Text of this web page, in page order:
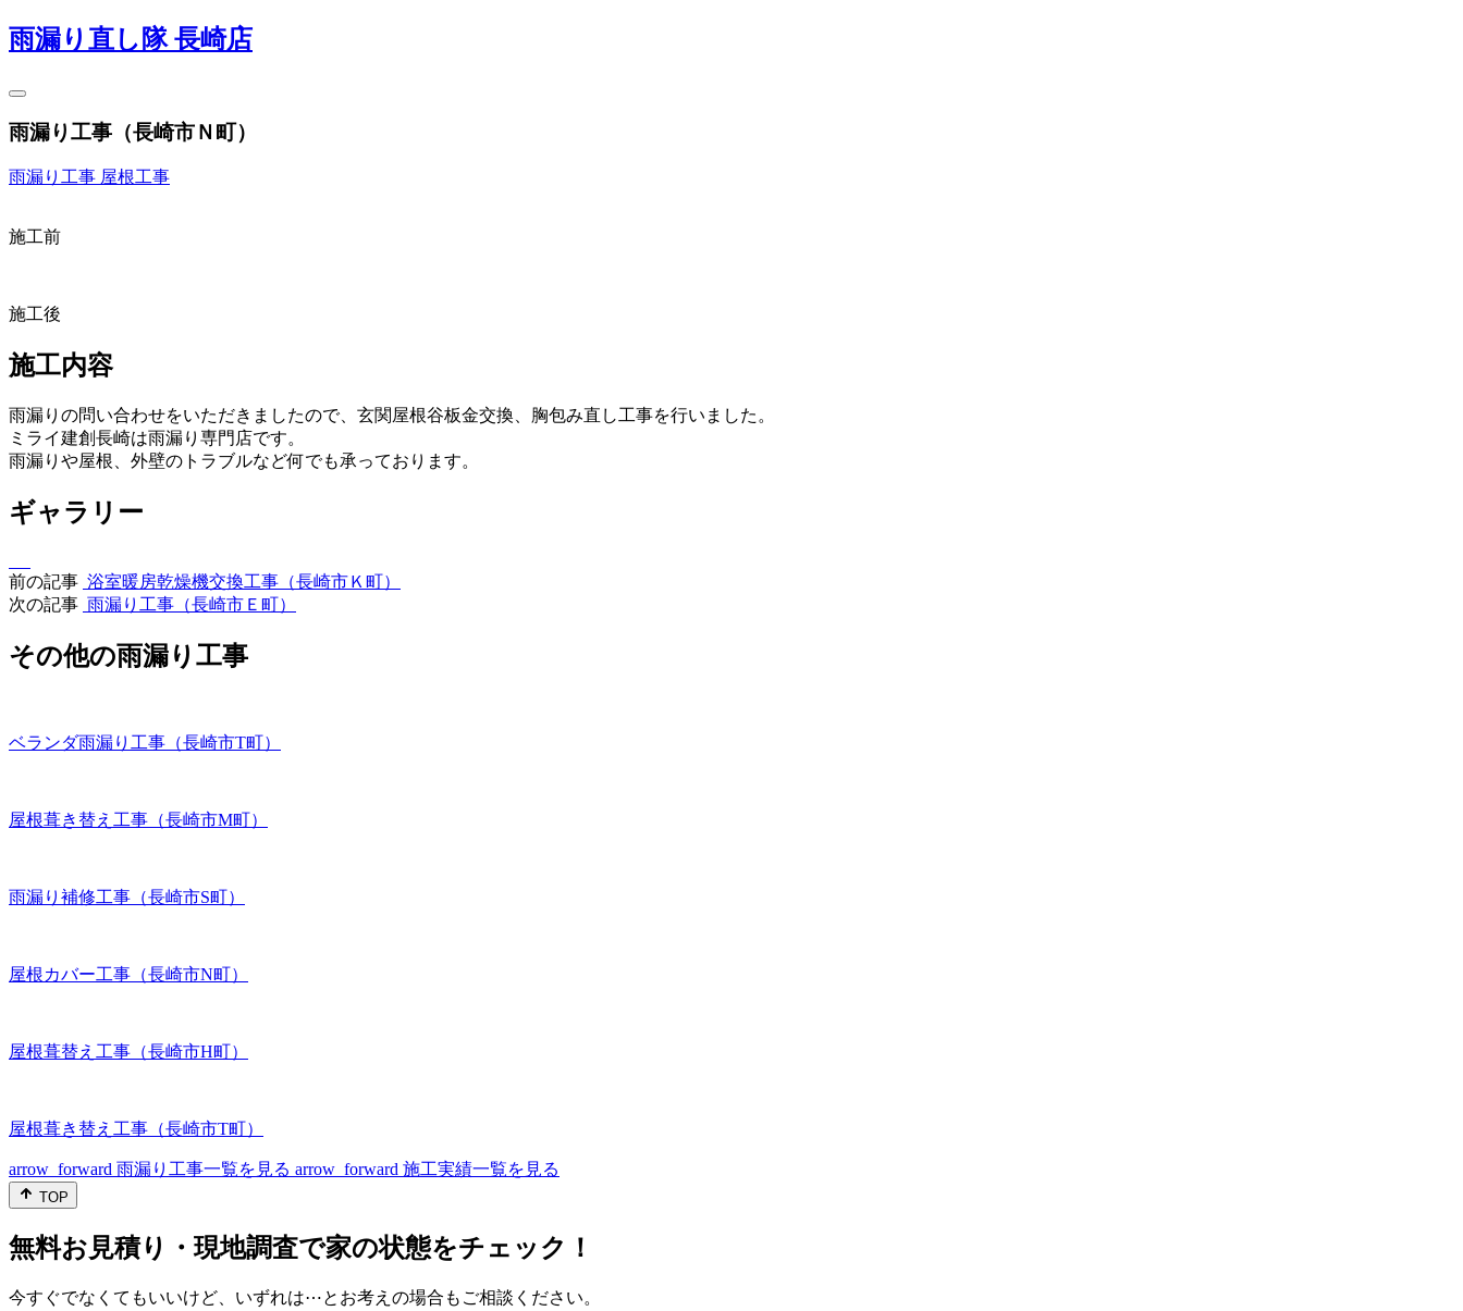
雨漏り直し隊 長崎店
雨漏り工事（長崎市Ｎ町）
雨漏り工事 屋根工事
施工前
施工後
施工内容
雨漏りの問い合わせをいただきましたので、玄関屋根谷板金交換、胸包み直し工事を行いました。
ミライ建創長崎は雨漏り専門店です。
雨漏りや屋根、外壁のトラブルなど何でも承っております。
ギャラリー
前の記事 浴室暖房乾燥機交換工事（長崎市Ｋ町）
次の記事 雨漏り工事（長崎市Ｅ町）
その他の雨漏り工事
ベランダ雨漏り工事（長崎市T町）
屋根葺き替え工事（長崎市M町）
雨漏り補修工事（長崎市S町）
屋根カバー工事（長崎市N町）
屋根葺替え工事（長崎市H町）
屋根葺き替え工事（長崎市T町）
arrow_forward 雨漏り工事一覧を見る arrow_forward 施工実績一覧を見る
TOP
無料お見積り・現地調査で家の状態をチェック！
今すぐでなくてもいいけど、いずれは⋯とお考えの場合もご相談ください。